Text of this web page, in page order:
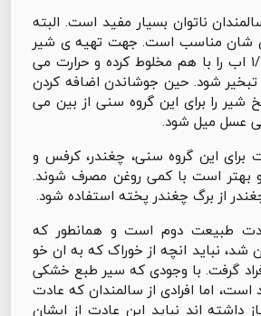
ناتوان بسیار مفید است. البته
شان مناسب است. جهت تهیه ی شیر
پخته ۳/۴ شیر و ۱/۴ اب را با هم مخلوط کرده و حرارت می
۴ آب ان تبخیر شود. حین جوشاندن اضافه کردن
شیر را برای این گروه سنی از بین می
عسل میل شود.
برای این گروه سنی، چغندر، کرفس و
بهتر است با کمی روغن مصرف شوند.
از برگ چغندر پخته استفاده شود.
طبیعت دوم است و همانطور که
شد، نباید انچه از خوراک که به ان خو
افراد گرفت. با وجودی که سیر طبع خشکی
است، اما افرادی از سالمندان که عادت
داشته اند نباید این عادت از ایشان